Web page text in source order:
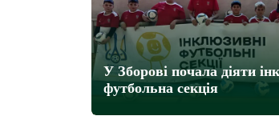
У Зборові почала діяти
футбольна секція